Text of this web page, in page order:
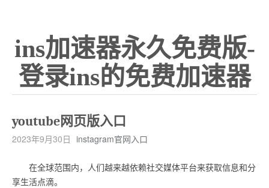
ins加速器永久免费版-
登录ins的免费加速器
youtube网页版入口
2023年9月30日 instagram官网入口
在全球范围内，人们越来越依赖社交媒体平台来获取信息和分
享生活点滴。